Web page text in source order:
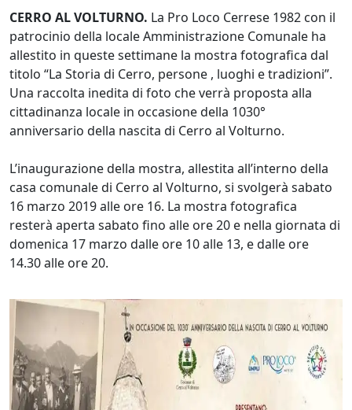
CERRO AL VOLTURNO. La Pro Loco Cerrese 1982 con il
patrocinio della locale Amministrazione Comunale ha
allestito in queste settimane la mostra fotografica dal
titolo “La Storia di Cerro, persone , luoghi e tradizioni”.
Una raccolta inedita di foto che verrà proposta alla
cittadinanza locale in occasione della 1030°
anniversario della nascita di Cerro al Volturno.
L’inaugurazione della mostra, allestita all’interno della
casa comunale di Cerro al Volturno, si svolgerà sabato
16 marzo 2019 alle ore 16. La mostra fotografica
resterà aperta sabato fino alle ore 20 e nella giornata di
domenica 17 marzo dalle ore 10 alle 13, e dalle ore
14.30 alle ore 20.